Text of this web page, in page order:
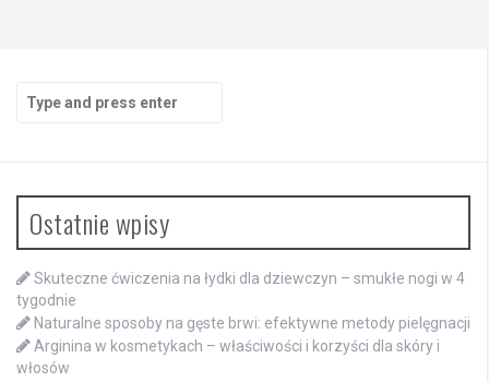
Search
for:
Ostatnie wpisy
Skuteczne ćwiczenia na łydki dla dziewczyn – smukłe nogi w 4
tygodnie
Naturalne sposoby na gęste brwi: efektywne metody pielęgnacji
Arginina w kosmetykach – właściwości i korzyści dla skóry i
włosów